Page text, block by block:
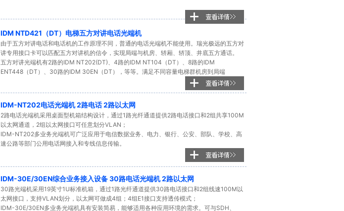
IDM NTD421（DT）电梯五方对讲电话光端机
由于五方对讲电话和电话机的工作原理不同，普通的电话光端机不能使用。瑞光极远的五方对
讲专用接口卡可以匹配五方对讲机的信令，实现局端与机房、轿厢、轿顶、井底五方通话。
五方对讲光端机有2路的IDM NT202(DT)、4路的IDM NT104（DT）、8路的IDM
ENT448（DT）、30路的IDM 30EN（DT），等等。满足不同容量电梯群机房到局端
IDM-NT202电话光端机 2路电话 2路以太网
2路电话光端机采用桌面型机箱结构设计，通过1路光纤通道提供2路电话接口和2组共享100M
以太网通道，2组以太网接口可任意划分VLAN；
IDM-NT202多业务光端机可广泛应用于电信数据业务、电力、银行、公安、部队、学校、高
速公路等部门公用电话网接入和专线信息传输。
IDM-30E/30EN综合业务接入设备 30路电话光端机 2路以太网
30路光端机采用19英寸1U标准机箱，通过1路光纤通道提供30路电话接口和2组线速100M以
太网接口，支持VLAN划分，以太网可做成4组；4组E1接口支持透传模式；
IDM-30E/30EN多业务光端机具有安装简易，能够适用各种应用环境的需求。可与SDH、